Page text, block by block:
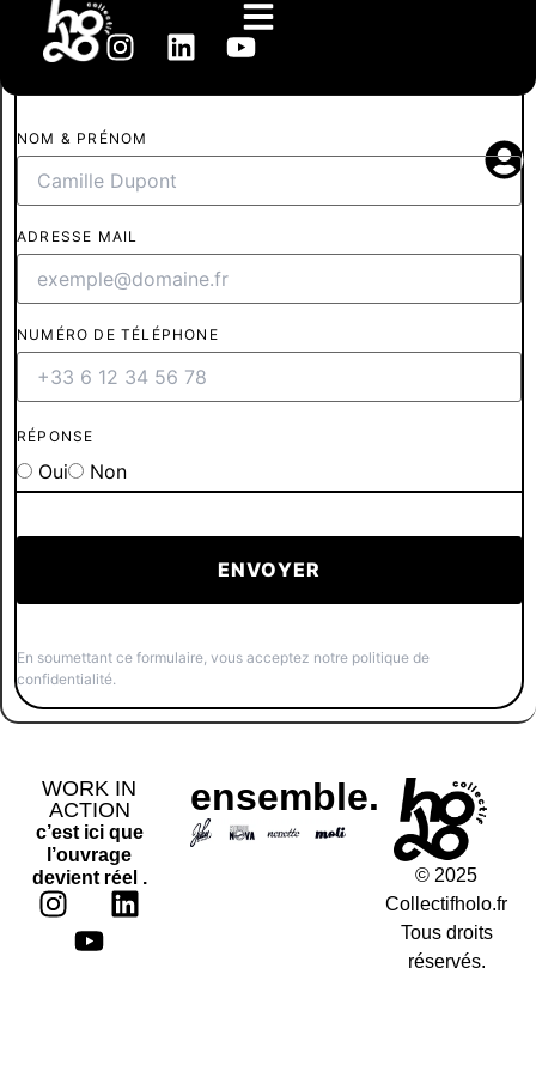
inscription. ensemble.
NOM & PRÉNOM
ADRESSE MAIL
NUMÉRO DE TÉLÉPHONE
RÉPONSE
Oui Non
ENVOYER
En soumettant ce formulaire, vous acceptez notre politique de
confidentialité.
WORK IN
ACTION
c’est ici que
l’ouvrage
devient réel .
ensemble.
© 2025
Collectifholo.fr
Tous droits
réservés.